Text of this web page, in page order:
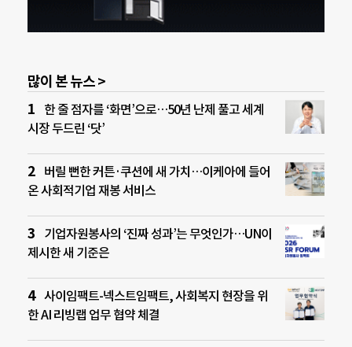
많이 본 뉴스 >
한 줄 점자를 ‘화면’으로…50년 난제 풀고 세계
시장 두드린 ‘닷’
버릴 뻔한 커튼·쿠션에 새 가치…이케아에 들어
온 사회적기업 재봉 서비스
기업자원봉사의 ‘진짜 성과’는 무엇인가…UN이
제시한 새 기준은
사이임팩트-넥스트임팩트, 사회복지 현장을 위
한 AI 리빙랩 업무 협약 체결